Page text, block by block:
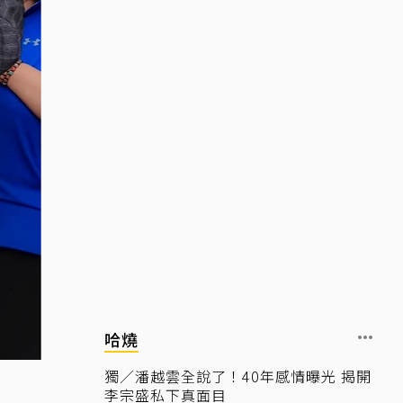
哈燒
獨／潘越雲全說了！40年感情曝光 揭開
李宗盛私下真面目